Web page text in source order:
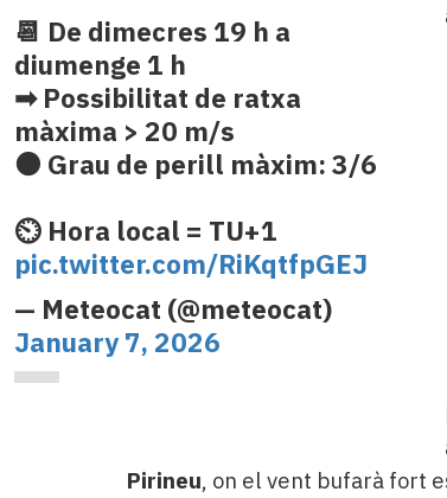
📆 De dimecres 19 h a
diumenge 1 h
➡ Possibilitat de ratxa
màxima > 20 m/s
🟠 Grau de perill màxim: 3/6
⏲️ Hora local = TU+1
pic.twitter.com/RiKqtfpGEJ
— Meteocat (@meteocat)
January 7, 2026
Pirineu, on el vent bufarà fort